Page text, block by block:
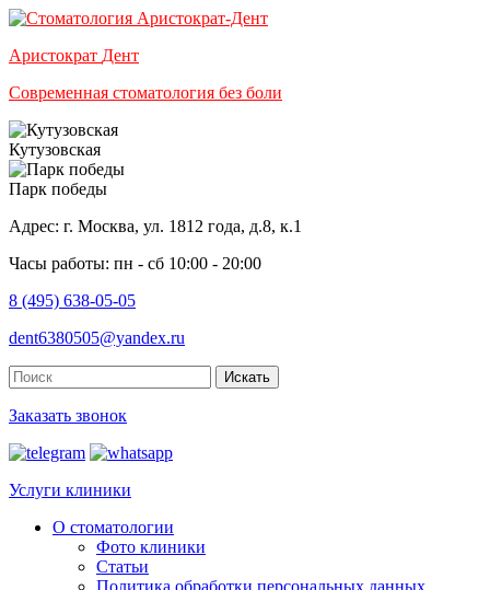
Аристократ Дент
Современная стоматология без боли
Кутузовская
Парк победы
Адрес: г. Москва, ул. 1812 года, д.8, к.1
Часы работы: пн - сб 10:00 - 20:00
8 (495) 638-05-05
dent6380505@yandex.ru
Искать
Заказать звонок
Услуги клиники
О стоматологии
Фото клиники
Статьи
Политика обработки персональных данных